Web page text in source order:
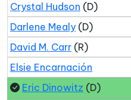
Crystal Hudson (D)
Darlene Mealy (D)
David M. Carr (R)
Elsie Encarnación
Eric Dinowitz (D)